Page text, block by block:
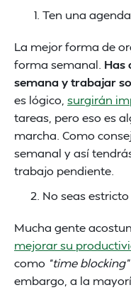
Ten una
La mejor forma de
forma semanal. Has
semana y trabajar
es lógico, surgirán
tareas, pero eso es
marcha. Como
semanal y así
trabajo pendiente.
No seas
Mucha gente
mejorar su
como “time blocking”
embargo, a la